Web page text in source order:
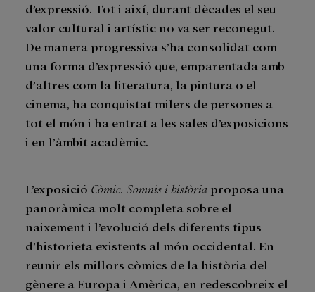
d’expressió. Tot i així, durant dècades el seu
valor cultural i artístic no va ser reconegut.
De manera progressiva s’ha consolidat com
una forma d’expressió que, emparentada amb
d’altres com la literatura, la pintura o el
cinema, ha conquistat milers de persones a
tot el món i ha entrat a les sales d’exposicions
i en l’àmbit acadèmic.
L’exposició Còmic. Somnis i història proposa una
panoràmica molt completa sobre el
naixement i l’evolució dels diferents tipus
d’historieta existents al món occidental. En
reunir els millors còmics de la història del
gènere a Europa i Amèrica, en redescobreix el